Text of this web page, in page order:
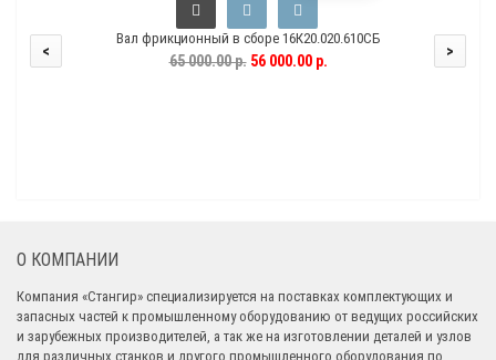
Вал фрикционный в сборе 16К20.020.610СБ
65 000.00 р.56 000.00 р.
< >
О КОМПАНИИ
Компания «Стангир» специализируется на поставках комплектующих и
запасных частей к промышленному оборудованию от ведущих российских
и зарубежных производителей, а так же на изготовлении деталей и узлов
для различных станков и другого промышленного оборудования по